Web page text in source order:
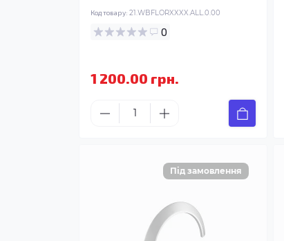
Код товару: 21.WBFLORXXXX.ALL.0.00
0
1 200.00 грн.